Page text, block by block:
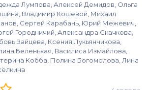
Лумпова, Алексей Демидов, Ольга
Владимир Кошевой, Михаил
Сергей Карабань, Юрий Межевич,
Городничий, Александра Скачкова,
Зайцева, Ксения Лукьянчикова,
Беленькая, Василиса Измайлова,
Кобба, Полина Богомолова, Лина